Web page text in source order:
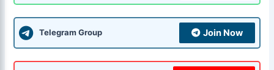
Telegram Group Join Now